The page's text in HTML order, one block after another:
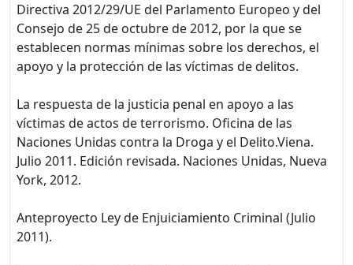
Directiva 2012/29/UE del Parlamento Europeo y del
Consejo de 25 de octubre de 2012, por la que se
establecen normas mínimas sobre los derechos, el
apoyo y la protección de las víctimas de delitos.
La respuesta de la justicia penal en apoyo a las
víctimas de actos de terrorismo. Oficina de las
Naciones Unidas contra la Droga y el Delito.Viena.
Julio 2011. Edición revisada. Naciones Unidas, Nueva
York, 2012.
Anteproyecto Ley de Enjuiciamiento Criminal (Julio
2011).